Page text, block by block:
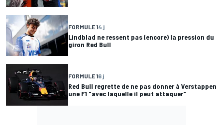
FORMULE 14 j
Lindblad ne ressent pas (encore) la pression du
giron Red Bull
FORMULE 16 j
Red Bull regrette de ne pas donner à Verstappen
une F1 "avec laquelle il peut attaquer"